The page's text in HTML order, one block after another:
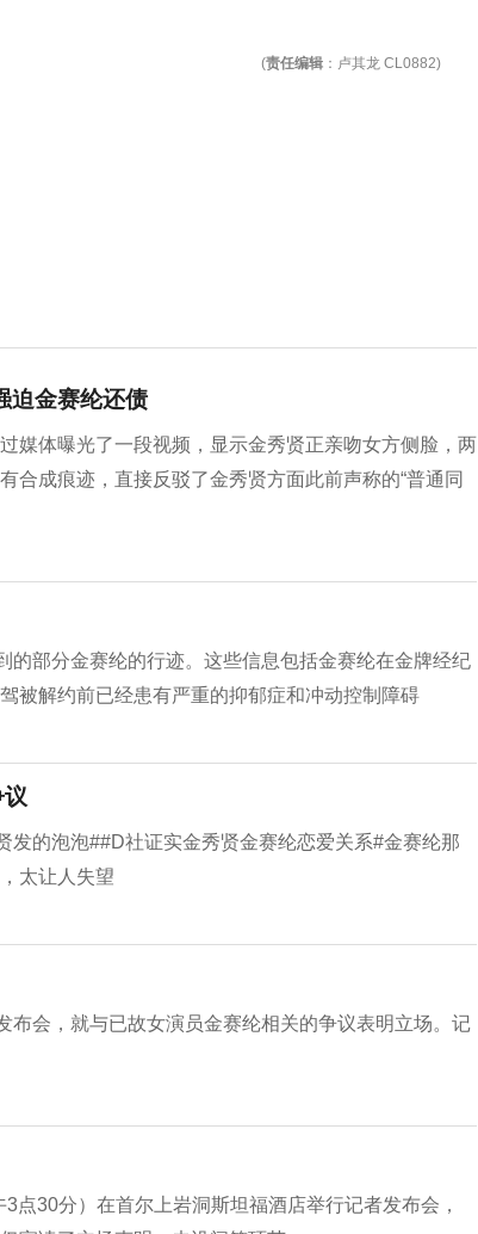
(责任编辑 ：卢其龙 CL0882)
迫金赛纶还债
媒体曝光了一段视频，显示金秀贤正亲吻女方侧脸，两
合成痕迹，直接反驳了金秀贤方面此前声称的“普通同
部分金赛纶的行迹。这些信息包括金赛纶在金牌经纪
被解约前已经患有严重的抑郁症和冲动控制障碍
的泡泡##D社证实金秀贤金赛纶恋爱关系#金赛纶那
太让人失望
会，就与已故女演员金赛纶相关的争议表明立场。记
30分）在首尔上岩洞斯坦福酒店举行记者发布会，